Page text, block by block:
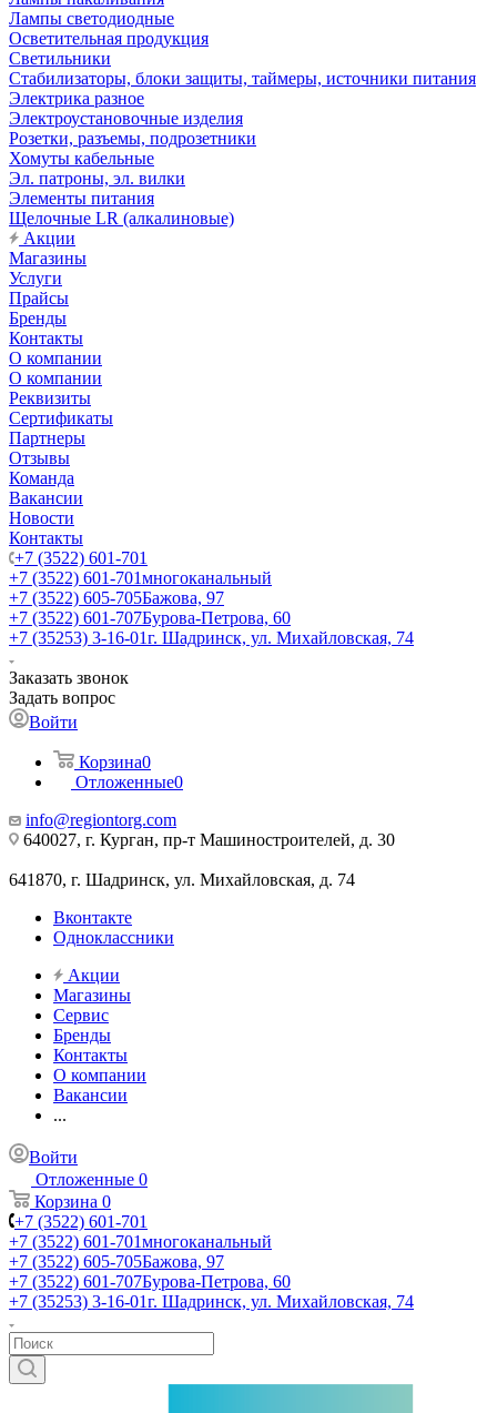
Лампы светодиодные
Осветительная продукция
Светильники
Стабилизаторы, блоки защиты, таймеры, источники питания
Электрика разное
Электроустановочные изделия
Розетки, разъемы, подрозетники
Хомуты кабельные
Эл. патроны, эл. вилки
Элементы питания
Щелочные LR (алкалиновые)
Акции
Магазины
Услуги
Прайсы
Бренды
Контакты
О компании
О компании
Реквизиты
Сертификаты
Партнеры
Отзывы
Команда
Вакансии
Новости
Контакты
+7 (3522) 601-701
+7 (3522) 601-701многоканальный
+7 (3522) 605-705Бажова, 97
+7 (3522) 601-707Бурова-Петрова, 60
+7 (35253) 3-16-01г. Шадринск, ул. Михайловская, 74
Заказать звонок
Задать вопрос
Войти
Корзина0
Отложенные0
info@regiontorg.com
640027, г. Курган, пр-т Машиностроителей, д. 30
641870, г. Шадринск, ул. Михайловская, д. 74
Вконтакте
Одноклассники
Акции
Магазины
Сервис
Бренды
Контакты
О компании
Вакансии
...
Войти
Отложенные 0
Корзина 0
+7 (3522) 601-701
+7 (3522) 601-701многоканальный
+7 (3522) 605-705Бажова, 97
+7 (3522) 601-707Бурова-Петрова, 60
+7 (35253) 3-16-01г. Шадринск, ул. Михайловская, 74